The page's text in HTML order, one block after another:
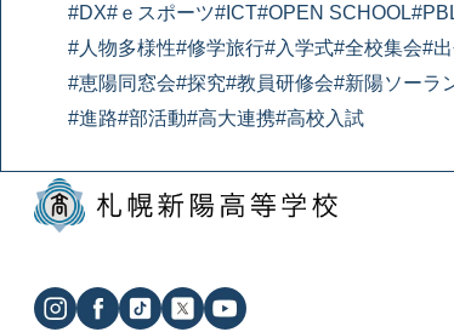
#DX#ｅスポーツ#ICT#OPEN SCHOOL
#人物多様性#修学旅行#入学式#全校集会#
#恵陽同窓会#探究#教員研修会#新陽ソーラ
#進路#部活動#高大連携#高校入試